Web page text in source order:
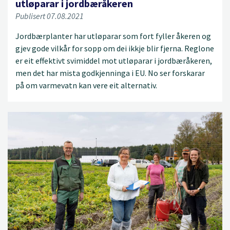
utløparar i jordbæråkeren
Publisert 07.08.2021
Jordbærplanter har utløparar som fort fyller åkeren og
gjev gode vilkår for sopp om dei ikkje blir fjerna. Reglone
er eit effektivt svimiddel mot utløparar i jordbæråkeren,
men det har mista godkjenninga i EU. No ser forskarar
på om varmevatn kan vere eit alternativ.